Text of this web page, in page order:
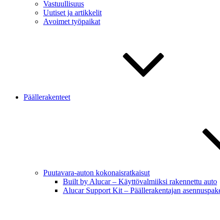
Vastuullisuus
Uutiset ja artikkelit
Avoimet työpaikat
Päällerakenteet
Puutavara-auton kokonaisratkaisut
Built by Alucar – Käyttövalmiiksi rakennettu auto
Alucar Support Kit – Päällerakentajan